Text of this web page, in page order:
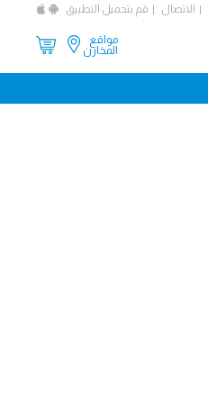
الاتصال قم بتحميل التطبيق
مواقع
المخازن